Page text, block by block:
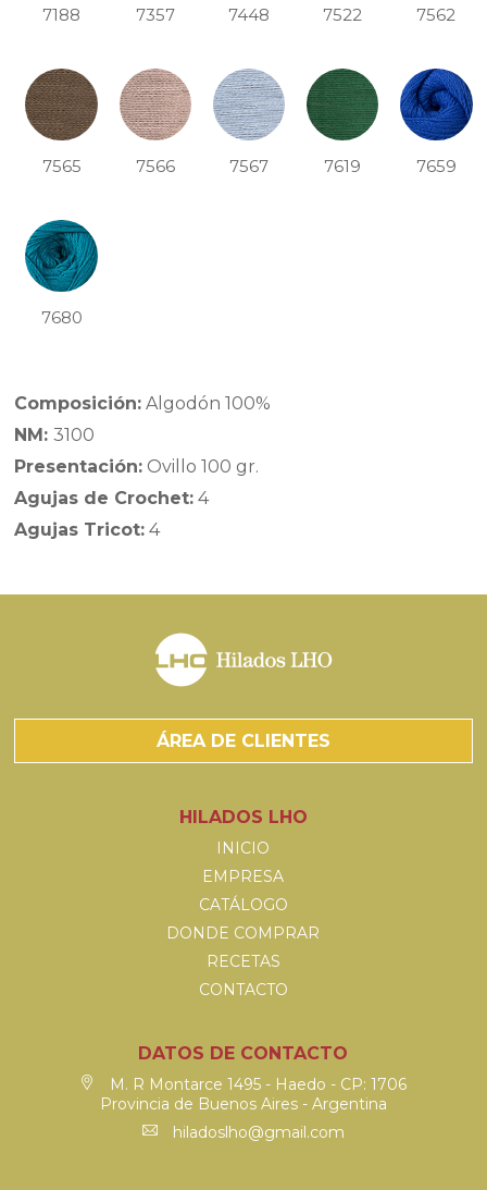
7188 7357 7448 7522 7562
7565 7566 7567 7619 7659
7680
Composición: Algodón 100%
NM:3100
Presentación: Ovillo 100 gr.
Agujas de Crochet: 4
Agujas Tricot: 4
ÁREA DE CLIENTES
HILADOS LHO
INICIO
EMPRESA
CATÁLOGO
DONDE COMPRAR
RECETAS
CONTACTO
DATOS DE CONTACTO
M. R Montarce 1495 - Haedo - CP: 1706
Provincia de Buenos Aires - Argentina
hiladoslho@gmail.com